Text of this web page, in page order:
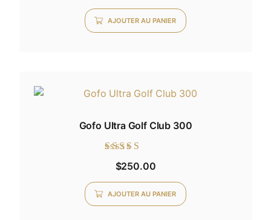
sur
AJOUTER AU PANIER
Gofo Ultra Golf Club 300
Note
5.00
sur 5
$250.00
AJOUTER AU PANIER